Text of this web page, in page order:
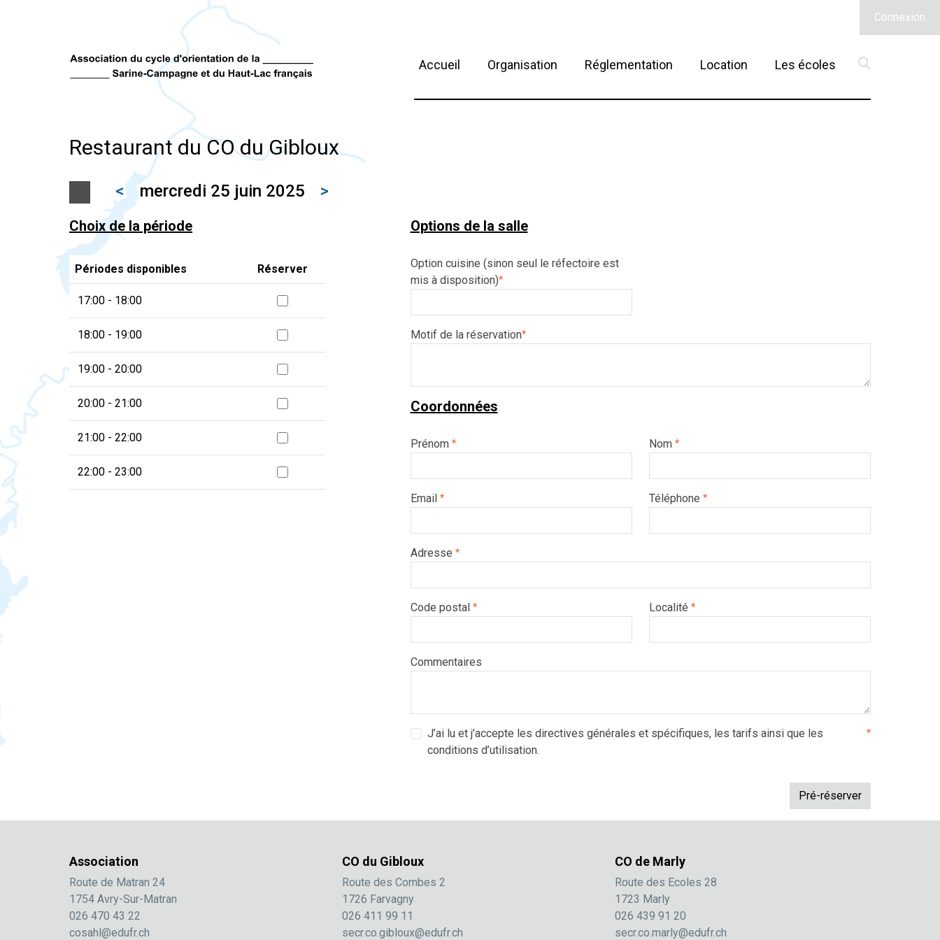
Accueil Organisation Réglementation Location (current)Les écoles
Connexion
Restaurant du CO du Gibloux
< mercredi 25 juin 2025 >
Choix de la période
Périodes disponibles Réserver
17:00 - 18:00
18:00 - 19:00
19:00 - 20:00
20:00 - 21:00
21:00 - 22:00
22:00 - 23:00
Options de la salle
Option cuisine (sinon seul le réfectoire est
mis à disposition)*
Motif de la réservation*
Coordonnées
Prénom * Nom *
Email * Téléphone *
Adresse *
Code postal * Localité *
Commentaires
J’ai lu et j’accepte les directives générales et spécifiques, les tarifs ainsi que les
conditions d’utilisation.
*
Association
Route de Matran 24
1754 Avry-Sur-Matran
026 470 43 22
cosahl@edufr.ch
CO du Gibloux
Route des Combes 2
1726 Farvagny
026 411 99 11
secr.co.gibloux@edufr.ch
CO de Marly
Route des Ecoles 28
1723 Marly
026 439 91 20
secr.co.marly@edufr.ch